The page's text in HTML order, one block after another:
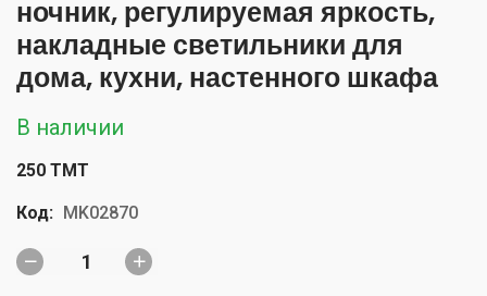
ночник, регулируемая яркость,
накладные светильники для
дома, кухни, настенного шкафа
В наличии
250 TMT
Код: MK02870